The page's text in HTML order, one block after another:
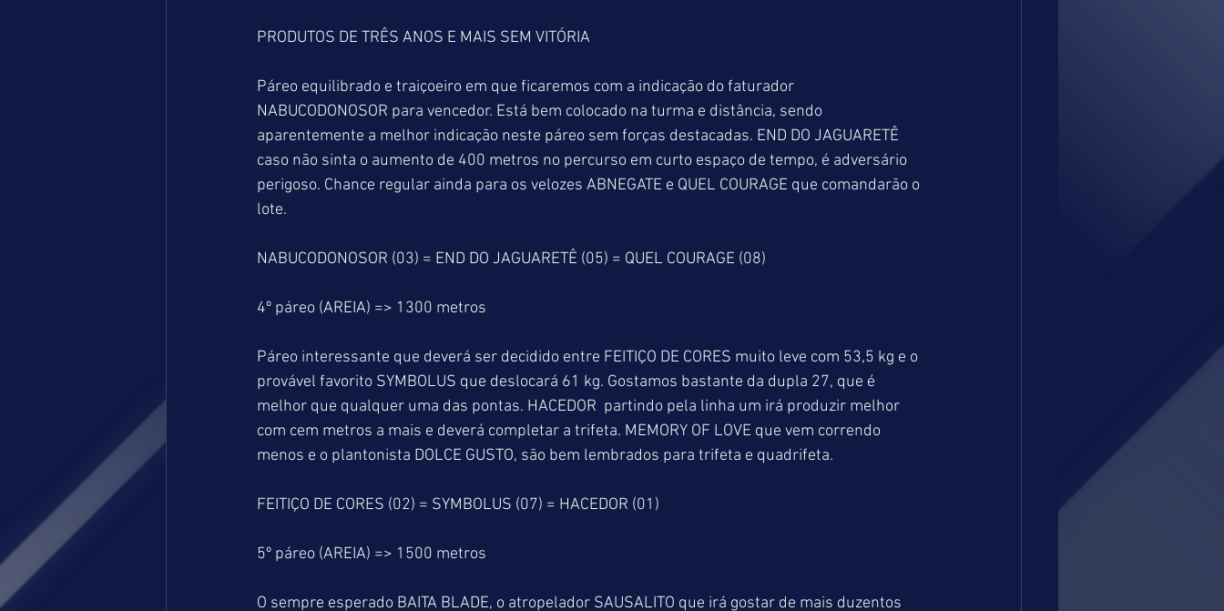
PRODUTOS DE TRÊS ANOS E MAIS SEM VITÓRIA
Páreo equilibrado e traiçoeiro em que ficaremos com a indicação do faturador
NABUCODONOSOR para vencedor. Está bem colocado na turma e distância, sendo
aparentemente a melhor indicação neste páreo sem forças destacadas. END DO JAGUARETÊ
caso não sinta o aumento de 400 metros no percurso em curto espaço de tempo, é adversário
perigoso. Chance regular ainda para os velozes ABNEGATE e QUEL COURAGE que comandarão o
lote.
NABUCODONOSOR (03) = END DO JAGUARETÊ (05) = QUEL COURAGE (08)
4º páreo (AREIA) => 1300 metros
Páreo interessante que deverá ser decidido entre FEITIÇO DE CORES muito leve com 53,5 kg e o
provável favorito SYMBOLUS que deslocará 61 kg. Gostamos bastante da dupla 27, que é
melhor que qualquer uma das pontas. HACEDOR  partindo pela linha um irá produzir melhor
com cem metros a mais e deverá completar a trifeta. MEMORY OF LOVE que vem correndo
menos e o plantonista DOLCE GUSTO, são bem lembrados para trifeta e quadrifeta.
FEITIÇO DE CORES (02) = SYMBOLUS (07) = HACEDOR (01)
5º páreo (AREIA) => 1500 metros
O sempre esperado BAITA BLADE, o atropelador SAUSALITO que irá gostar de mais duzentos